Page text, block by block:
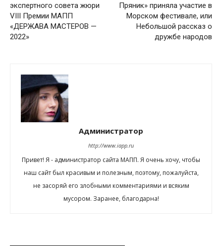
экспертного совета жюри
VIII Премии МАПП
«ДЕРЖАВА МАСТЕРОВ —
2022»
Пряник» приняла участие в
Морском фестивале, или
Небольшой рассказ о
дружбе народов
Администратор
http://www.iapp.ru
Привет! Я - администратор сайта МАПП. Я очень хочу, чтобы
наш сайт был красивым и полезным, поэтому, пожалуйста,
не засоряй его злобными комментариями и всяким
мусором. Заранее, благодарна!